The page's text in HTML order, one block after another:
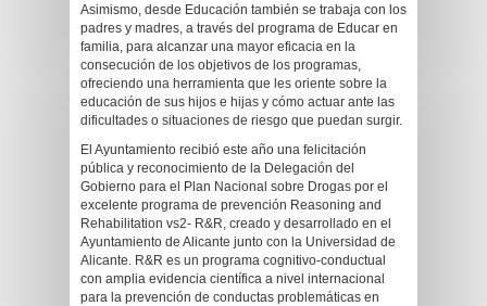
Asimismo, desde Educación también se trabaja con los
padres y madres, a través del programa de Educar en
familia, para alcanzar una mayor eficacia en la
consecución de los objetivos de los programas,
ofreciendo una herramienta que les oriente sobre la
educación de sus hijos e hijas y cómo actuar ante las
dificultades o situaciones de riesgo que puedan surgir.
El Ayuntamiento recibió este año una felicitación
pública y reconocimiento de la Delegación del
Gobierno para el Plan Nacional sobre Drogas por el
excelente programa de prevención Reasoning and
Rehabilitation vs2- R&R, creado y desarrollado en el
Ayuntamiento de Alicante junto con la Universidad de
Alicante. R&R es un programa cognitivo-conductual
con amplia evidencia científica a nivel internacional
para la prevención de conductas problemáticas en